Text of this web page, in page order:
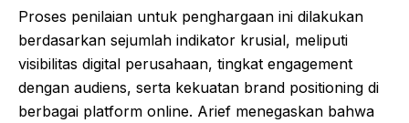
Proses penilaian untuk penghargaan ini dilakukan
berdasarkan sejumlah indikator krusial, meliputi
visibilitas digital perusahaan, tingkat engagement
dengan audiens, serta kekuatan brand positioning di
berbagai platform online. Arief menegaskan bahwa